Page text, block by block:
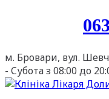
м. Бровари, вул.
- Cубота з 08:00 до